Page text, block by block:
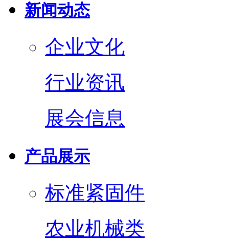
新闻动态
企业文化
行业资讯
展会信息
产品展示
标准紧固件
农业机械类